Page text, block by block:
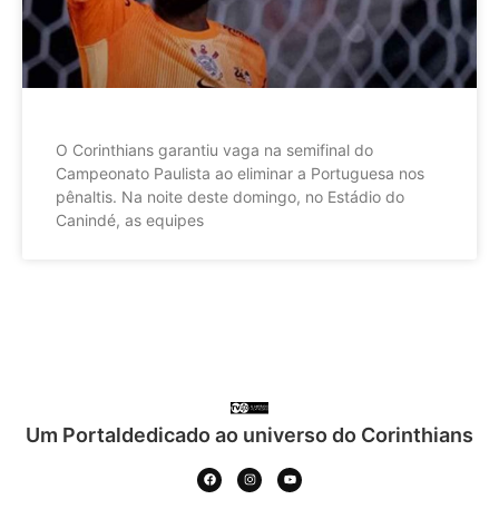
O Corinthians garantiu vaga na semifinal do
Campeonato Paulista ao eliminar a Portuguesa nos
pênaltis. Na noite deste domingo, no Estádio do
Canindé, as equipes
Um Portaldedicado ao universo do Corinthians